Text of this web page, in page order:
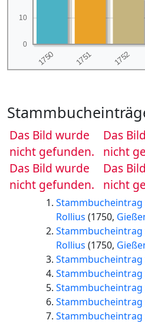
0
10
Das Bild wurde
nicht gefunden.
Das
nicht
Das Bild wurde
nicht gefunden.
Das
nicht
Stammbucheintrag
Rollius (1750,
Stammbucheintrag
Rollius (1750,
Stammbucheintrag
Stammbucheintrag
Stammbucheintrag